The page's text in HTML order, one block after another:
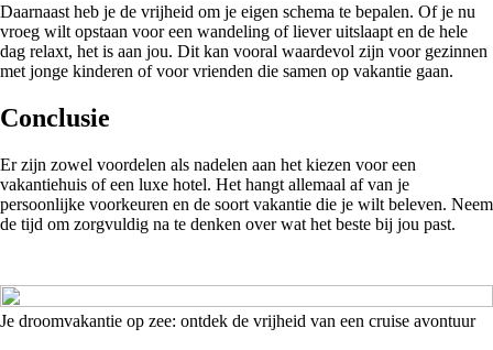
Daarnaast heb je de vrijheid om je eigen schema te bepalen. Of je nu
vroeg wilt opstaan voor een wandeling of liever uitslaapt en de hele
dag relaxt, het is aan jou. Dit kan vooral waardevol zijn voor gezinnen
met jonge kinderen of voor vrienden die samen op vakantie gaan.
Conclusie
Er zijn zowel voordelen als nadelen aan het kiezen voor een
vakantiehuis of een luxe hotel. Het hangt allemaal af van je
persoonlijke voorkeuren en de soort vakantie die je wilt beleven. Neem
de tijd om zorgvuldig na te denken over wat het beste bij jou past.
Je droomvakantie op zee: ontdek de vrijheid van een cruise avontuur